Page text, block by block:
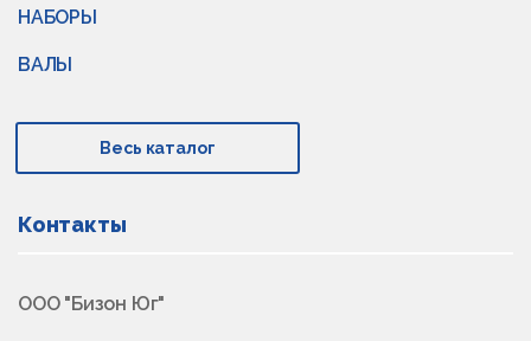
НАБОРЫ
ВАЛЫ
Весь каталог
Контакты
ООО "Бизон Юг"